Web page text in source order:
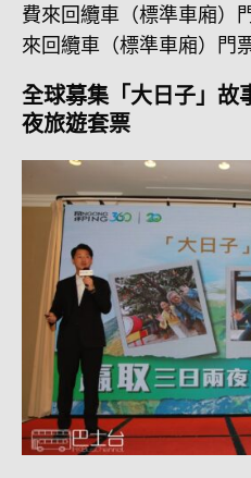
費來回纜車（標準車廂）
來回纜車（標準車廂）門
全球募集「大日子」故
夜旅遊套票